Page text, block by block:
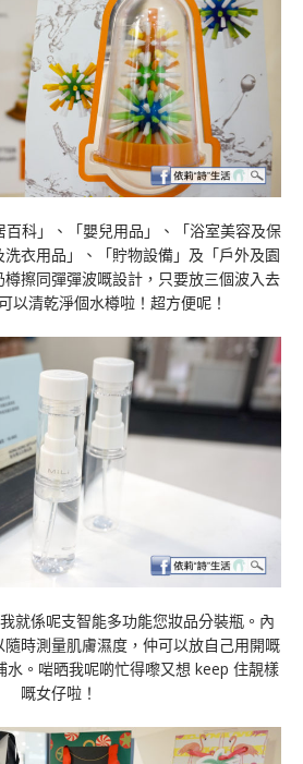
科」、「嬰兒用品」、「浴室美容及保
衣用品」、「貯物設備」及「戶外及園
擦同彈彈波嘅設計，只要放三個波入去
以清乾淨個水樽啦！超方便呢！
就係呢支智能多功能您妝品分裝瓶。內
時測量肌膚濕度，仲可以放自己用開嘅
水。啱晒我呢啲忙得嚟又想 keep 住靚樣
嘅女仔啦！